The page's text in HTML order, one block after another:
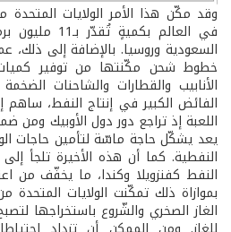
وقد مكّن هذا الأمر الولايات
في العالم بكميةٍ تُقدّر بـ11 مليون برميل يوميًا
السعودية وروسيا. بالإضافة إلى ذلك،
خطوط شحن مكّنتها من توفير
الأنابيب والقطارات والشاحنات
الفائض الكبير في إنتاج النفط،
اللعبة إذ تراجع دور دول الأوبيك ومن
يعد يشكّل حاجة ماسّة لتأمين حاجات
النفطية. كما أن هذه الأخيرة تلجأ إلى
النفط كفنزويلا وكندا، ما يخفّف من
بموازاة ذلك تمكّنت الولايات
الغاز الصخري والشّروع باستخراجها